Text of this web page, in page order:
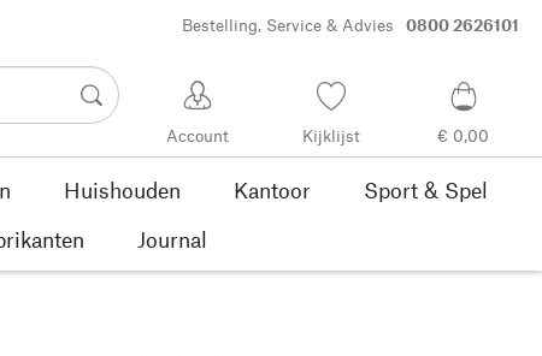
Bestelling, Service & Advies 0800 2626101
Account Kijklijst € 0,00
Huishouden Kantoor
Sport & Spel
Journal